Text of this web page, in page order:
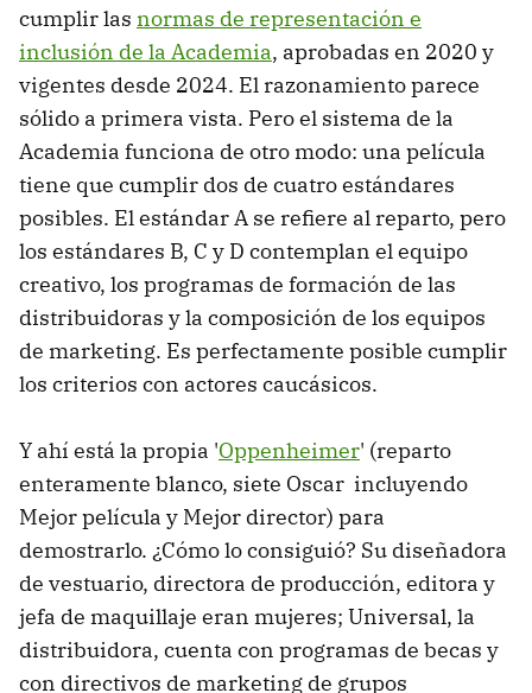
cumplir las normas de representación e
inclusión de la Academia, aprobadas en 2020 y
vigentes desde 2024. El razonamiento parece
sólido a primera vista. Pero el sistema de la
Academia funciona de otro modo: una película
tiene que cumplir dos de cuatro estándares
posibles. El estándar A se refiere al reparto, pero
los estándares B, C y D contemplan el equipo
creativo, los programas de formación de las
distribuidoras y la composición de los equipos
de marketing. Es perfectamente posible cumplir
los criterios con actores caucásicos.
Y ahí está la propia 'Oppenheimer' (reparto
enteramente blanco, siete Oscar incluyendo
Mejor película y Mejor director) para
demostrarlo. ¿Cómo lo consiguió? Su diseñadora
de vestuario, directora de producción, editora y
jefa de maquillaje eran mujeres; Universal, la
distribuidora, cuenta con programas de becas y
con directivos de marketing de grupos